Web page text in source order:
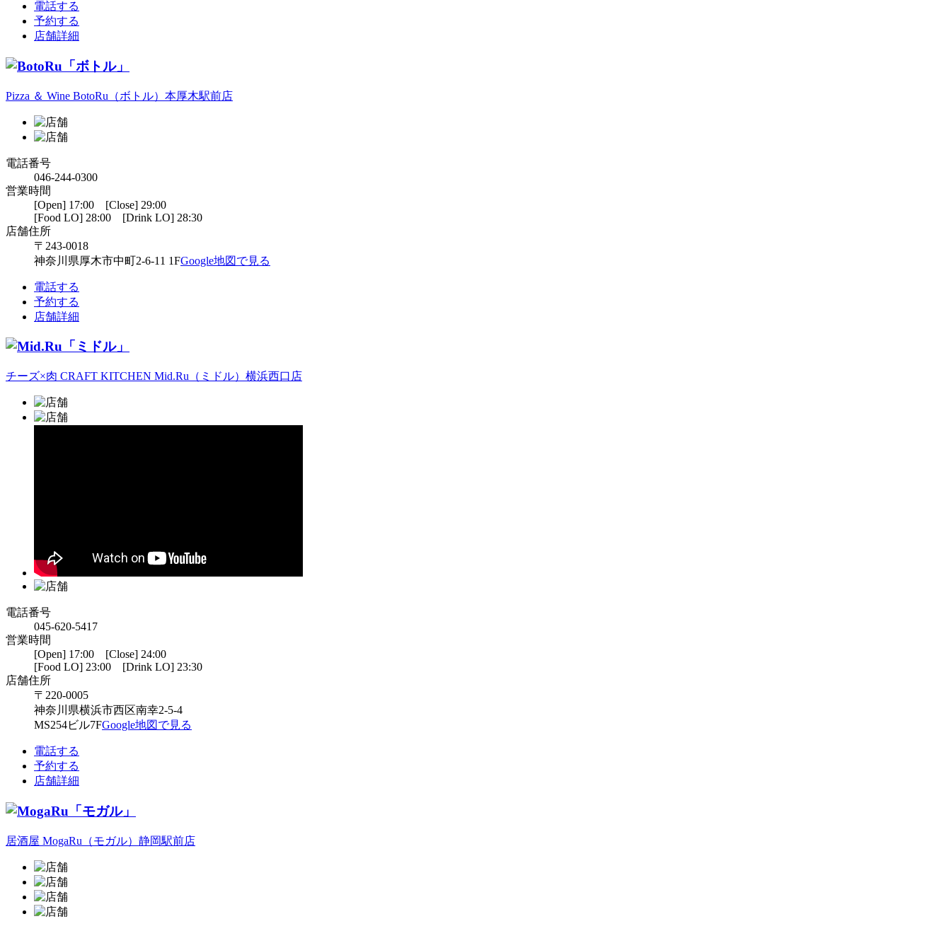
電話する
予約する
店舗詳細
Pizza ＆ Wine BotoRu（ボトル）本厚木駅前店
電話番号
046-244-0300
営業時間
[Open] 17:00 [Close] 29:00
[Food LO] 28:00 [Drink LO] 28:30
店舗住所
〒243-0018
神奈川県厚木市中町2-6-11 1FGoogle地図で見る
電話する
予約する
店舗詳細
チーズ×肉 CRAFT KITCHEN Mid.Ru（ミドル）横浜西口店
電話番号
045-620-5417
営業時間
[Open] 17:00 [Close] 24:00
[Food LO] 23:00 [Drink LO] 23:30
店舗住所
〒220-0005
神奈川県横浜市西区南幸2-5-4
MS254ビル7FGoogle地図で見る
電話する
予約する
店舗詳細
居酒屋 MogaRu（モガル）静岡駅前店